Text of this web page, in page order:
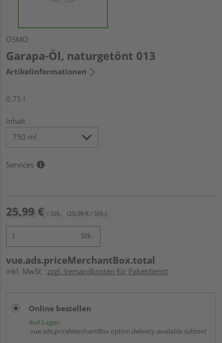
OSMO
Garapa-Öl, naturgetönt 013
Artikelinformationen
0,75 l
Inhalt
Services
25,99 € / Stk. (25,99 € / Stk.)
Stk.
vue.ads.priceMerchantBox.total
inkl. MwSt. zzgl. Versandkosten für Paketdienst
Online bestellen
Auf Lager:
vue.ads.priceMerchantBox.option.delivery.available.subtext